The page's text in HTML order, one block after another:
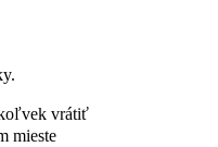
vrátiť
mieste